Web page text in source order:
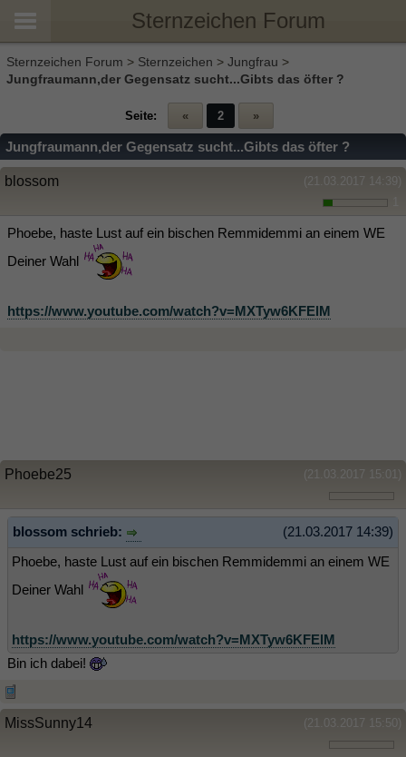
Sternzeichen Forum
Sternzeichen Forum > Sternzeichen > Jungfrau >
Jungfraumann,der Gegensatz sucht...Gibts das öfter ?
Seite: « 2 »
Jungfraumann,der Gegensatz sucht...Gibts das öfter ?
(21.03.2017 14:39)
blossom
Phoebe, haste Lust auf ein bischen Remmidemmi an einem WE
Deiner Wahl
https://www.youtube.com/watch?v=MXTyw6KFElM
(21.03.2017 15:01)
Phoebe25
(21.03.2017 14:39)
blossom schrieb:
Phoebe, haste Lust auf ein bischen Remmidemmi an einem WE
Deiner Wahl
https://www.youtube.com/watch?v=MXTyw6KFElM
Bin ich dabei!
(21.03.2017 15:50)
MissSunny14